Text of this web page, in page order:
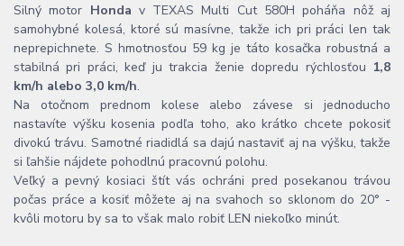
Silný motor Honda v TEXAS Multi Cut 580H poháňa nôž aj
samohybné kolesá, ktoré sú masívne, takže ich pri práci len tak
neprepichnete. S hmotnosťou 59 kg je táto kosačka robustná a
stabilná pri práci, keď ju trakcia ženie dopredu rýchlosťou 1,8
km/h alebo 3,0 km/h.
Na otočnom prednom kolese alebo závese si jednoducho
nastavíte výšku kosenia podľa toho, ako krátko chcete pokosiť
divokú trávu. Samotné riadidlá sa dajú nastaviť aj na výšku, takže
si ľahšie nájdete pohodlnú pracovnú polohu.
Veľký a pevný kosiaci štít vás ochráni pred posekanou trávou
počas práce a kosiť môžete aj na svahoch so sklonom do 20° -
kvôli motoru by sa to však malo robiť LEN niekoľko minút.